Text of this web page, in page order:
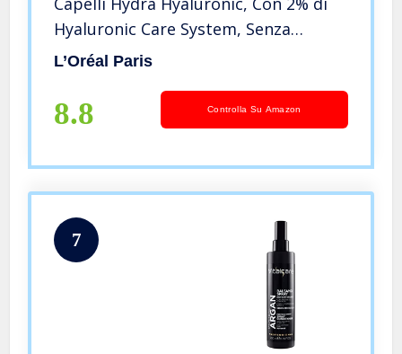
Hyaluronic Care System, Senza
Risciacquo, 150 ml
L’Oréal Paris
8.8 Controlla Su Amazon
7